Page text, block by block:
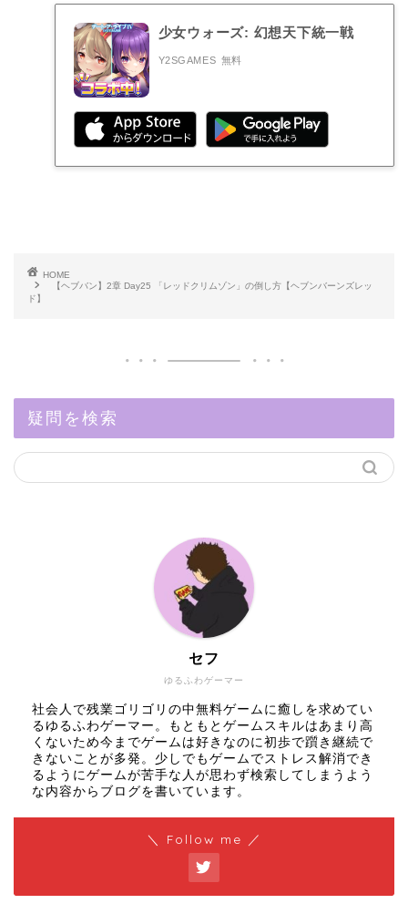
少女ウォーズ: 幻想天下統一戦
Y2SGAMES 無料
HOME
【ヘブバン】2章 Day25 「レッドクリムゾン」の倒し方【ヘブンバーンズレッ
ド】
疑問を検索
ゆるふわゲーマー
セフ
社会人で残業ゴリゴリの中無料ゲームに癒しを求めてい
るゆるふわゲーマー。もともとゲームスキルはあまり高
くないため今までゲームは好きなのに初歩で躓き継続で
きないことが多発。少しでもゲームでストレス解消でき
るようにゲームが苦手な人が思わず検索してしまうよう
な内容からブログを書いています。
＼ Follow me ／